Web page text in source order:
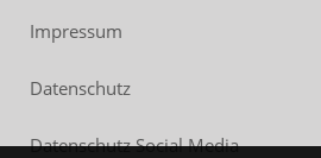
Impressum
Datenschutz
Datenschutz Social Media